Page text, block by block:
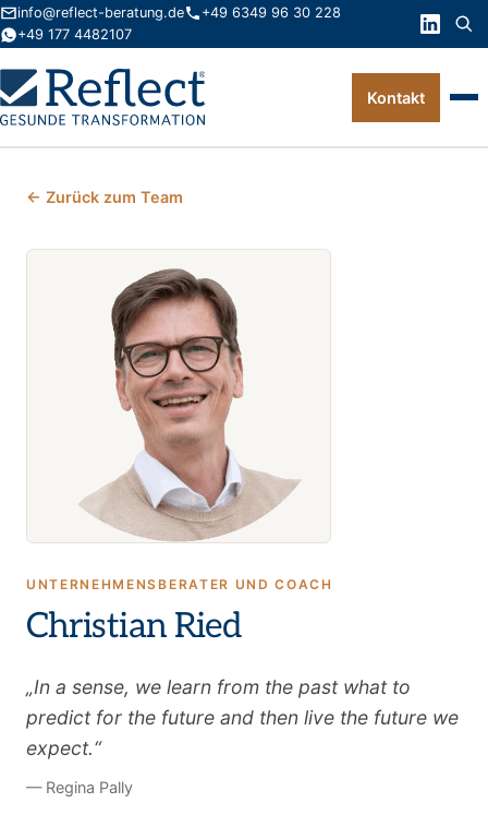
info@reflect-beratung.de
+49 6349 96 30 228
+49 177 4482107
Kontakt
← Zurück zum Team
UNTERNEHMENSBERATER UND COACH
Christian Ried
„In a sense, we learn from the past what to
predict for the future and then live the future we
expect.“
— Regina Pally